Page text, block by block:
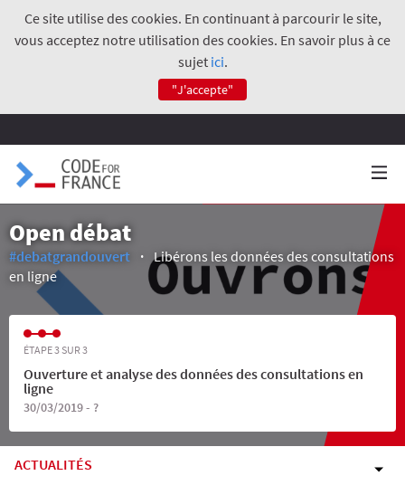
Ce site utilise des cookies. En continuant à parcourir le site,
vous acceptez notre utilisation des cookies. En savoir plus à ce
sujet ici.
"J'accepte"
Open débat
#debatgrandouvert
Libérons les données des consultations
en ligne
ÉTAPE 3 SUR 3
Ouverture et analyse des données des consultations en
ligne
30/03/2019 - ?
ACTUALITÉS